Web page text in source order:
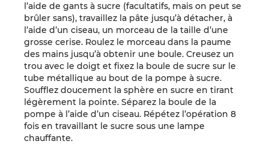
l’aide de gants à sucre (facultatifs, mais on peut se
brûler sans), travaillez la pâte jusqu’à détacher, à
l’aide d’un ciseau, un morceau de la taille d’une
grosse cerise. Roulez le morceau dans la paume
des mains jusqu’à obtenir une boule. Creusez un
trou avec le doigt et fixez la boule de sucre sur le
tube métallique au bout de la pompe à sucre.
Soufflez doucement la sphère en sucre en tirant
légèrement la pointe. Séparez la boule de la
pompe à l’aide d’un ciseau. Répétez l’opération 8
fois en travaillant le sucre sous une lampe
chauffante.